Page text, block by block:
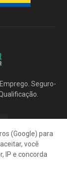
Seguro-
(Google) para
você
IP e concorda